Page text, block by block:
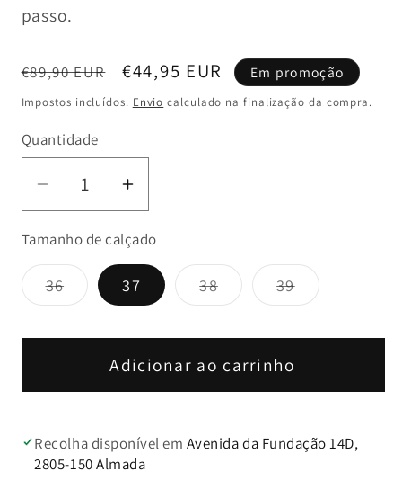
passo.
Preço
normal
€89,90 EUR
Preço
de
€44,95 EUR Em promoção
Impostos incluídos. Envio calculado na finalização da compra.
Quantidade
Diminuir
a
quantidade
de
Botim
Conforto
-
Aumentar
a
quantidade
de
Botim
Conforto
Azul
-
Tamanho de calçado
36Variante
esgotada
indisponível
37 38Variante
esgotada
indisponível
39Variante
esgotada
indisponível
Adicionar ao carrinho
Recolha disponível em Avenida da Fundação 14D,
2805-150 Almada